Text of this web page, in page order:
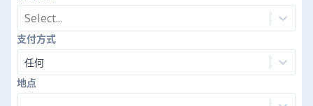
Select...
支付方式
任何
地点